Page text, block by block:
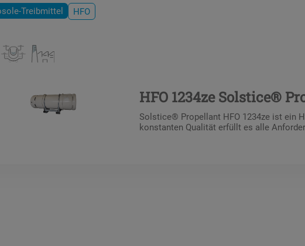
Treibmittel HFO
HFO 1234ze Solstice®
Solstice® Propellant HFO 1234ze ist ein
konstanten Qualität erfüllt es alle